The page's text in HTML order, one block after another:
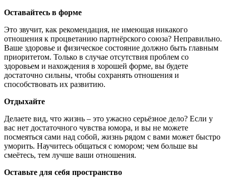
Оставайтесь в форме
Это звучит, как рекомендация, не имеющая никакого
отношения к процветанию партнёрского союза? Неправильно.
Ваше здоровье и физическое состояние должно быть главным
приоритетом. Только в случае отсутствия проблем со
здоровьем и нахождения в хорошей форме, вы будете
достаточно сильны, чтобы сохранять отношения и
способствовать их развитию.
Отдыхайте
Делаете вид, что жизнь – это ужасно серьёзное дело? Если у
вас нет достаточного чувства юмора, и вы не можете
посмеяться сами над собой, жизнь рядом с вами может быстро
уморить. Научитесь общаться с юмором; чем больше вы
смеётесь, тем лучше ваши отношения.
Оставьте для себя пространство